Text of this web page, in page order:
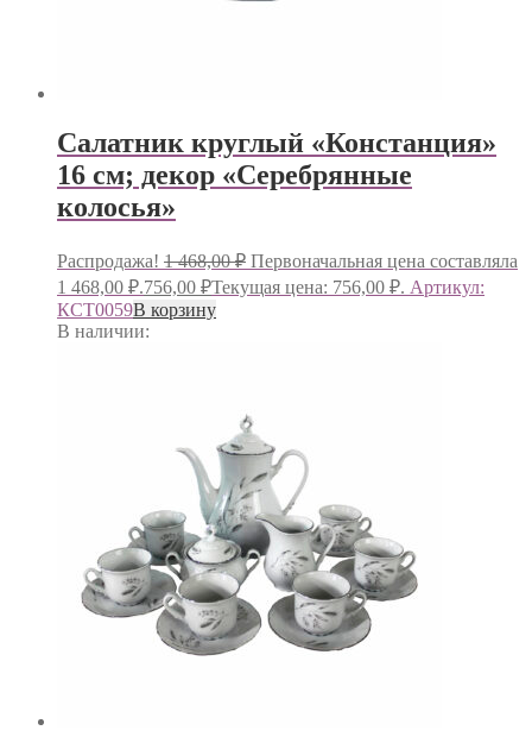
Салатник круглый «Констанция»
16 см; декор «Серебрянные
колосья»
Распродажа! 1 468,00₽ Первоначальная цена составляла
1 468,00 ₽.756,00 ₽Текущая цена: 756,00 ₽. Артикул:
КСТ0059В корзину
В наличии: